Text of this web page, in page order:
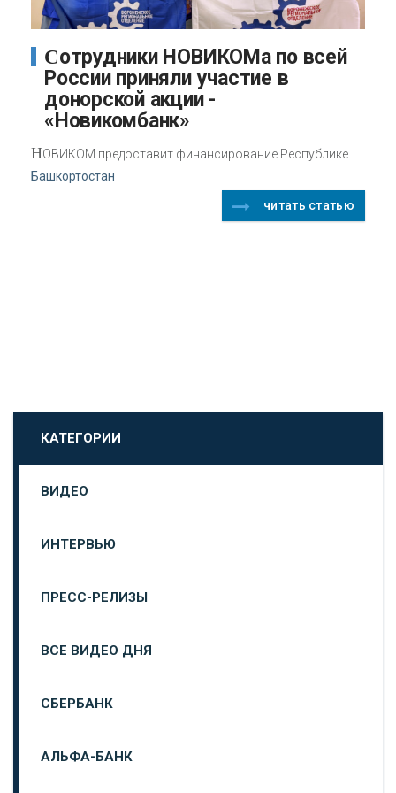
Сотрудники НОВИКОМа по всей
России приняли участие в
донорской акции -
«Новикомбанк»
НОВИКОМ предоставит финансирование Республике
Башкортостан
читать статью
КАТЕГОРИИ
ВИДЕО
ИНТЕРВЬЮ
ПРЕСС-РЕЛИЗЫ
ВСЕ ВИДЕО ДНЯ
СБЕРБАНК
АЛЬФА-БАНК